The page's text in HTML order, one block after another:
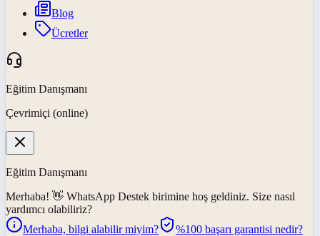
Blog
Ücretler
Eğitim Danışmanı
Çevrimiçi (online)
Eğitim Danışmanı
Merhaba! 👋 WhatsApp Destek birimine hoş geldiniz. Size nasıl
yardımcı olabiliriz?
Merhaba, bilgi alabilir miyim?
%100 başarı garantisi nedir?